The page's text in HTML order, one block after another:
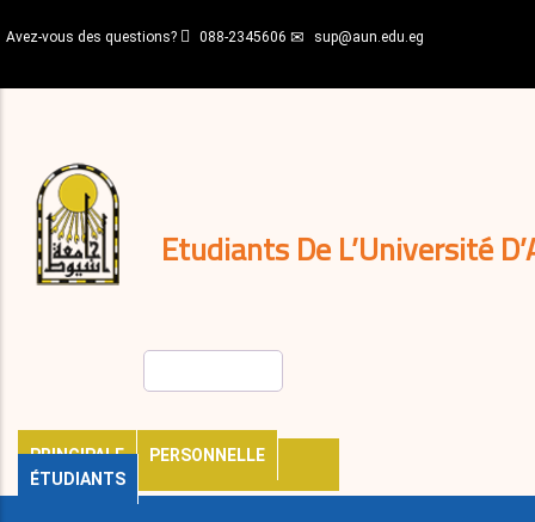
au
principal
Avez-vous des questions? 088-2345606 sup@aun.edu.eg
Etudiants De L’Université
PRINCIPALE
PERSONNELLE
ÉTUDIANTS
décisions
Expatriés
Journal